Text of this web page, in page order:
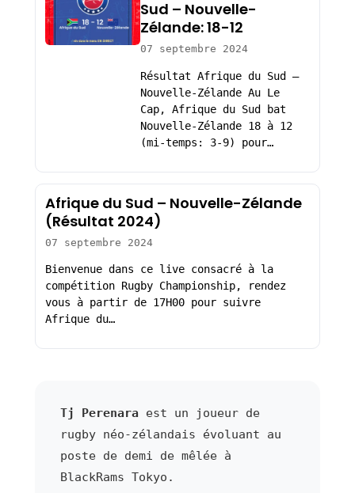
Sud – Nouvelle-
Zélande: 18-12
07 septembre 2024
Résultat Afrique du Sud –
Nouvelle-Zélande Au Le
Cap, Afrique du Sud bat
Nouvelle-Zélande 18 à 12
(mi-temps: 3-9) pour…
Afrique du Sud – Nouvelle-Zélande
(Résultat 2024)
07 septembre 2024
Bienvenue dans ce live consacré à la
compétition Rugby Championship, rendez
vous à partir de 17H00 pour suivre
Afrique du…
Tj Perenara est un joueur de
rugby néo-zélandais évoluant au
poste de demi de mêlée à
BlackRams Tokyo.